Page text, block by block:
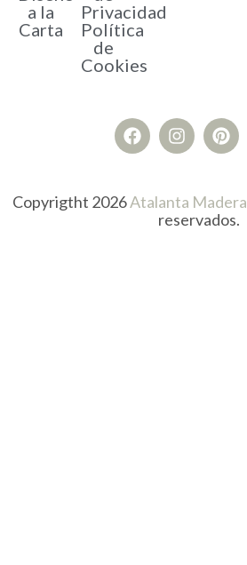
a la
Carta
Privacidad
Política
de
Cookies
Copyrigtht 2026Atalanta Madera
reservados.